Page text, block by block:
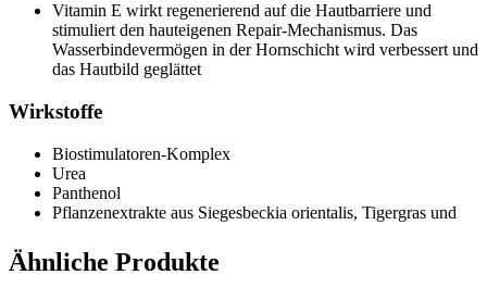
Vitamin E wirkt regenerierend auf die Hautbarriere und
stimuliert den hauteigenen Repair-Mechanismus. Das
Wasserbindevermögen in der Hornschicht wird verbessert und
das Hautbild geglättet
Wirkstoffe
Biostimulatoren-Komplex
Urea
Panthenol
Pflanzenextrakte aus Siegesbeckia orientalis, Tigergras und
Mikroalgen bestehend aus Chlorella vulgaris und Wasser
Vitamin E
Ähnliche Produkte